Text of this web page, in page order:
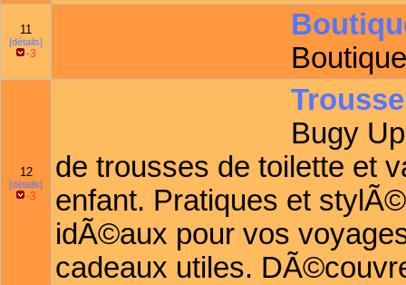
11
[détails]
-3
12
[détails]
-3
Bugy
de trousses de toilette et
enfant. Pratiques et
idÃ©aux pour vos
cadeaux utiles.